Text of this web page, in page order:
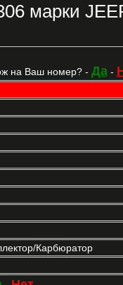
марки
на Ваш номер? - Да-
Карбюратор